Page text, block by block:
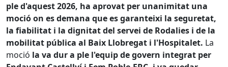
ple d'aquest 2026, ha aprovat per unanimitat una
moció on es demana que es garanteixi la seguretat,
la fiabilitat i la dignitat del servei de Rodalies i de la
mobilitat pública al Baix Llobregat i l'Hospitalet. La
moció la va dur a ple l'equip de govern integrat per